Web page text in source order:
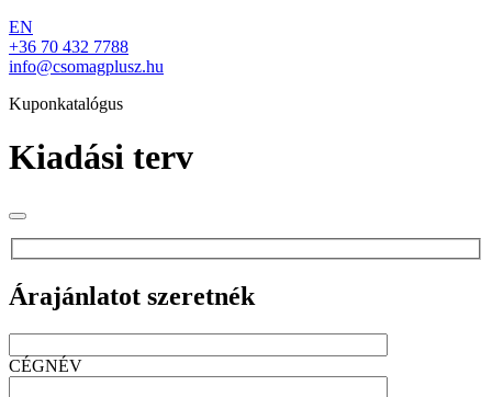
EN
+36 70 432 7788
info@csomagplusz.hu
Kuponkatalógus
Kiadási terv
Árajánlatot szeretnék
CÉGNÉV